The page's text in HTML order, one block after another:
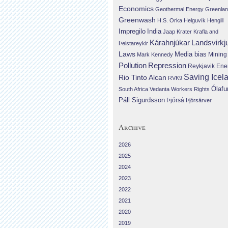
Economics Geothermal Energy
Greenwash H.S. Orka Helguvík Hengill
Impregilo India Jaap Krater Krafla and
Þeistareykir Kárahnjúkar
Laws Mark Kennedy Media bias Mining
Pollution Repression Reykjavik
Rio Tinto Alcan RVK9 Saving
South Africa Vedanta Workers Rights
Páll Sigurdsson Þjórsá Þjórsárver
Archive
2026
2025
2024
2023
2022
2021
2020
2019